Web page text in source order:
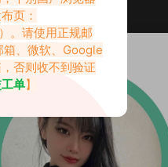
密圈
·秘语空间
页：
。请使用正规邮
箱、微软、Google
否则收不到验证
单】